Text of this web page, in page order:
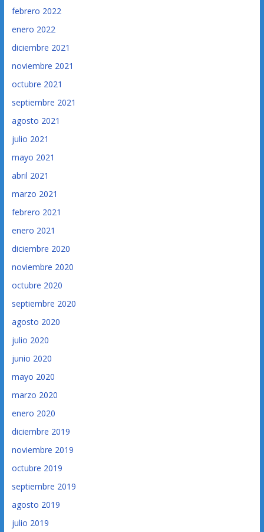
febrero 2022
enero 2022
diciembre 2021
noviembre 2021
octubre 2021
septiembre 2021
agosto 2021
julio 2021
mayo 2021
abril 2021
marzo 2021
febrero 2021
enero 2021
diciembre 2020
noviembre 2020
octubre 2020
septiembre 2020
agosto 2020
julio 2020
junio 2020
mayo 2020
marzo 2020
enero 2020
diciembre 2019
noviembre 2019
octubre 2019
septiembre 2019
agosto 2019
julio 2019